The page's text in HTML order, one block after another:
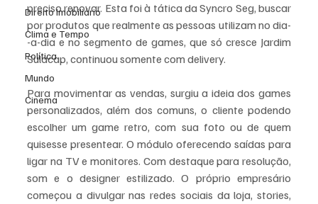
Direito Imobiliário
Clima e Tempo
Política
Mundo
Cinema
preciso renovar. Esta foi à tática da Syncro Seg, buscar
por produtos que realmente as pessoas utilizam no dia-
-a-dia e no segmento de games, que só cresce Jardim
Sulacap, continuou somente com delivery.
Para movimentar as vendas, surgiu a ideia dos games
personalizados, além dos comuns, o cliente podendo
escolher um game retro, com sua foto ou de quem
quisesse presentear. O módulo oferecendo saídas para
ligar na TV e monitores. Com destaque para resolução,
som e o designer estilizado. O próprio empresário
começou a divulgar nas redes sociais da loja, stories,